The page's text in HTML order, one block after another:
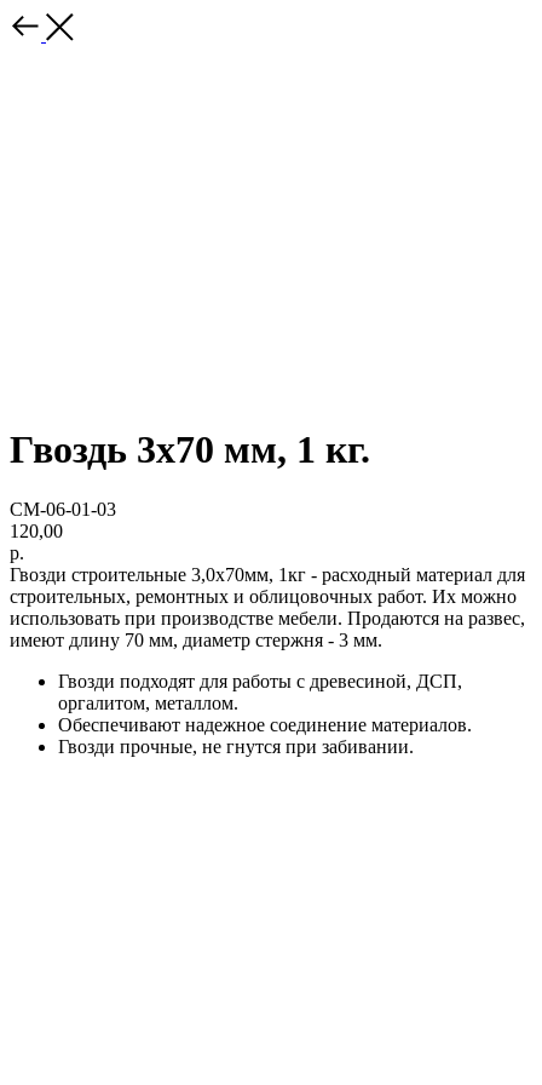
Гвоздь 3х70 мм, 1 кг.
СМ-06-01-03
120,00
р.
Гвозди строительные 3,0x70мм, 1кг - расходный материал для
строительных, ремонтных и облицовочных работ. Их можно
использовать при производстве мебели. Продаются на развес,
имеют длину 70 мм, диаметр стержня - 3 мм.
Гвозди подходят для работы с древесиной, ДСП,
оргалитом, металлом.
Обеспечивают надежное соединение материалов.
Гвозди прочные, не гнутся при забивании.